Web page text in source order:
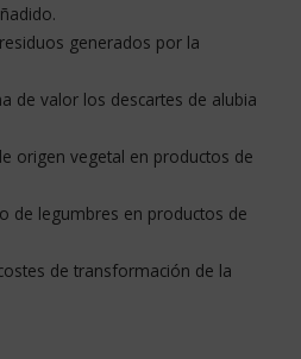
generados por la
de valor los descartes de alubia
origen vegetal en productos de
de legumbres en productos de
de transformación de la